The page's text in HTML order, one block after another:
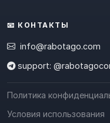
📧 КОНТАКТЫ
info@rabotago.com
support:
Политика
Условия использования